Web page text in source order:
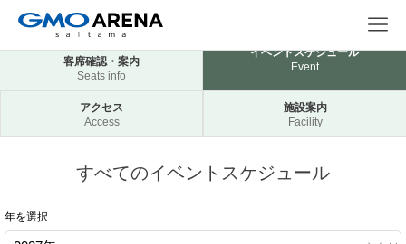
客席確認・案内
Seats info
イベントスケジュール
Event
アクセス
Access
施設案内
Facility
すべてのイベントスケジュール
年を選択